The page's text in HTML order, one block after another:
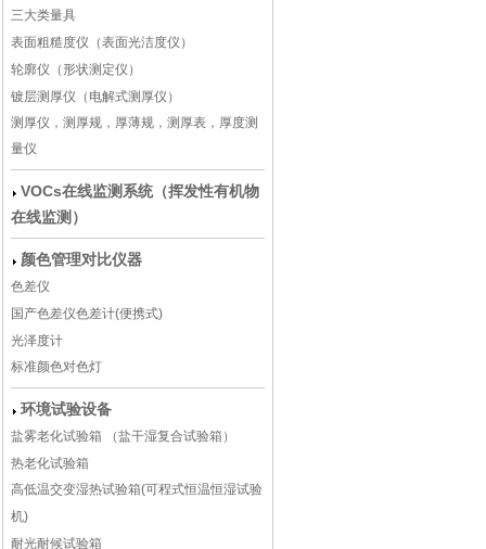
三大类量具
表面粗糙度仪（表面光洁度仪）
轮廓仪（形状测定仪）
镀层测厚仪（电解式测厚仪）
测厚仪，测厚规，厚薄规，测厚表，厚度测
量仪
VOCs在线监测系统（挥发性有机物
在线监测）
颜色管理对比仪器
色差仪
国产色差仪色差计(便携式)
光泽度计
标准颜色对色灯
环境试验设备
盐雾老化试验箱 （盐干湿复合试验箱）
热老化试验箱
高低温交变湿热试验箱(可程式恒温恒湿试验
机)
耐光耐候试验箱